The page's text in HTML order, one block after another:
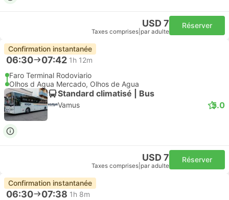
USD 7
Taxes comprises par adulte
Réserver
Confirmation instantanée
06:30 07:42 1h 12m
Faro Terminal Rodoviario
Olhos d Agua Mercado, Olhos de Agua
Standard climatisé | Bus
Vamus 5.0
USD 7
Taxes comprises par adulte
Réserver
Confirmation instantanée
06:30 07:38 1h 8m